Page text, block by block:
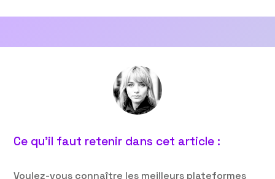
Ce qu’il faut retenir dans cet article :
Voulez-vous connaître les meilleurs plateformes